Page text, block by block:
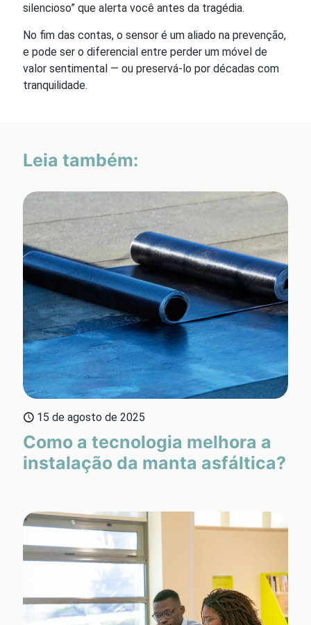
silencioso” que alerta você antes da tragédia.
No fim das contas, o sensor é um aliado na prevenção,
e pode ser o diferencial entre perder um móvel de
valor sentimental — ou preservá-lo por décadas com
tranquilidade.
Leia também:
15 de agosto de 2025
Como a tecnologia melhora a
instalação da manta asfáltica?